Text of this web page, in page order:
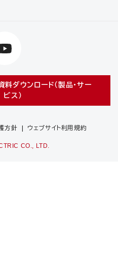
ダウンロード（製品・サー
ビス）
方針 ウェブサイト利用規約
CO., LTD.